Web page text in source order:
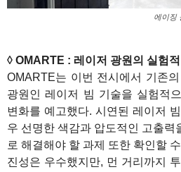
에이징
◊ OMARTE : 레이저 광원의 실험적
OMARTE는 이번 전시에서 기존
광원인 레이저 빔 기술을 실험적
변화를 예고했다. 시연된 레이저
우 선명한 색감과 압도적인 고출력
로 해결해야 할 과제 또한 확인할
진성은 우수했지만, 먼 거리까지